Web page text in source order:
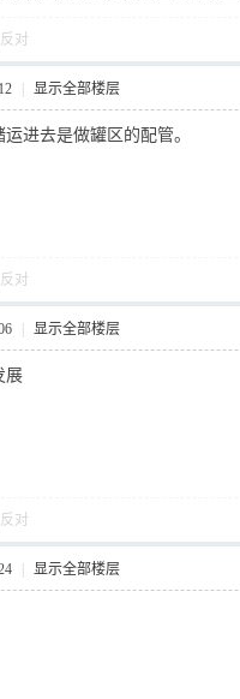
反对
显示全部楼层
进去是做罐区的配管。
反对
显示全部楼层
展
反对
显示全部楼层